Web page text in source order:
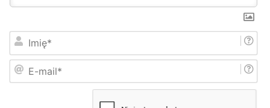
i
m